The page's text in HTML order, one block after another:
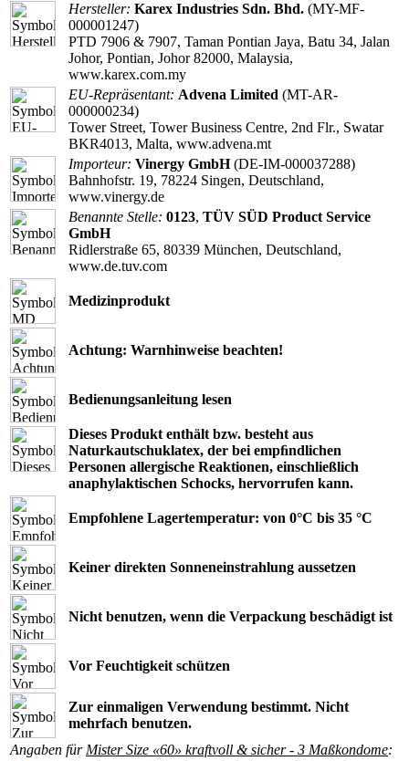
Hersteller: Karex Industries Sdn. Bhd. (MY-MF-
000001247)
PTD 7906 & 7907, Taman Pontian Jaya, Batu 34, Jalan
Johor, Pontian, Johor 82000, Malaysia,
www.karex.com.my
EU-Repräsentant: Advena Limited (MT-AR-
000000234)
Tower Street, Tower Business Centre, 2nd Flr., Swatar
BKR4013, Malta, www.advena.mt
Importeur: Vinergy GmbH(DE-IM-000037288)
Bahnhofstr. 19, 78224 Singen, Deutschland,
www.vinergy.de
Benannte Stelle: 0123, TÜV SÜD Product Service
GmbH
Ridlerstraße 65, 80339 München, Deutschland,
www.de.tuv.com
Medizinprodukt
Achtung: Warnhinweise beachten!
Bedienungsanleitung lesen
Dieses Produkt enthält bzw. besteht aus
Naturkautschuklatex, der bei empﬁndlichen
Personen allergische Reaktionen, einschließlich
anaphylaktischen Schocks, hervorrufen kann.
Empfohlene Lagertemperatur: von 0°C bis 35 °C
Keiner direkten Sonneneinstrahlung aussetzen
Nicht benutzen, wenn die Verpackung beschädigt ist
Vor Feuchtigkeit schützen
Zur einmaligen Verwendung bestimmt. Nicht
mehrfach benutzen.
Angaben für Mister Size «60» kraftvoll & sicher - 3 Maßkondome: